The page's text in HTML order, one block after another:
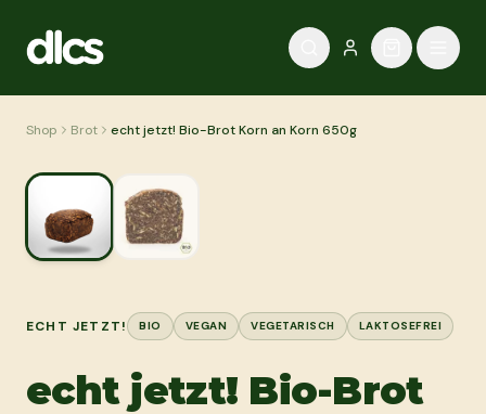
Shop Brot echt jetzt! Bio-Brot Korn an Korn 650g
ECHT JETZT! BIO VEGAN VEGETARISCH LAKTOSEFREI
echt jetzt! Bio-Brot